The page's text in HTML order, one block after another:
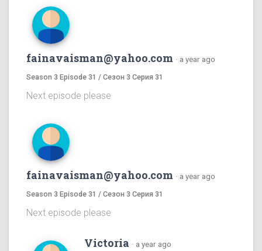
fainavaisman@yahoo.com · a year ago
Season 3 Episode 31 / Сезон 3 Серия 31
Next episode please
fainavaisman@yahoo.com · a year ago
Season 3 Episode 31 / Сезон 3 Серия 31
Next episode please
Victoria · a year ago